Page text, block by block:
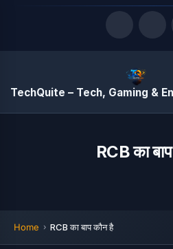
TechQuite – Tech, Gaming &
RCB का
Home RCB का बाप कौन है